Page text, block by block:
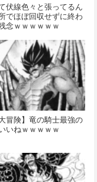
伏線色々と張ってるん
でほぼ回収せずに終わ
念ｗｗｗｗｗｗ
冒険】竜の騎士最強の
いねｗｗｗｗｗ